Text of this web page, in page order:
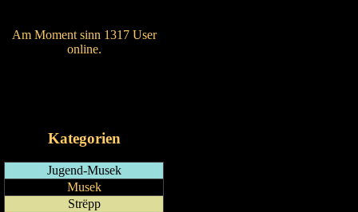
Am Moment sinn 1317 User
online.
Kategorien
Jugend-Musek
Musek
Strëpp